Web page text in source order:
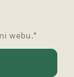
webu.